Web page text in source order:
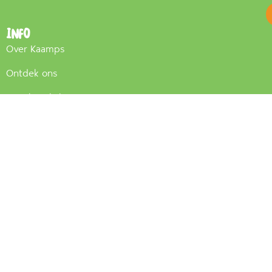
Info
Over Kaamps
Ontdek ons
Streekwinkel